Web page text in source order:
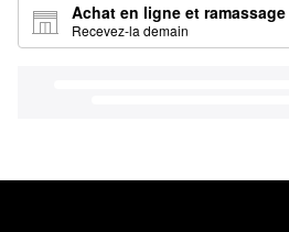
Achat en ligne et ramassage
Recevez-la demain